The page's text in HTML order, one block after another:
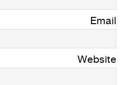
Email
Website